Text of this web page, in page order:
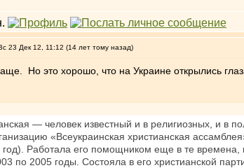
23 Дек 12, 11:12 (14 лет тому назад)
Но это хорошо, что на Украине открылись
— человек известный и в религиозных, и в
«Всеукраинская христианская
Работала его помощником еще в те времена,
по 2005 годы. Состояла в его христианской